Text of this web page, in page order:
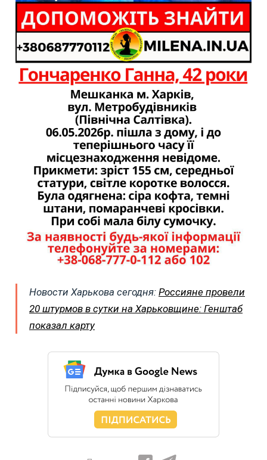
Новости Харькова сегодня: Россияне провели
20 штурмов в сутки на Харьковщине: Генштаб
показал карту